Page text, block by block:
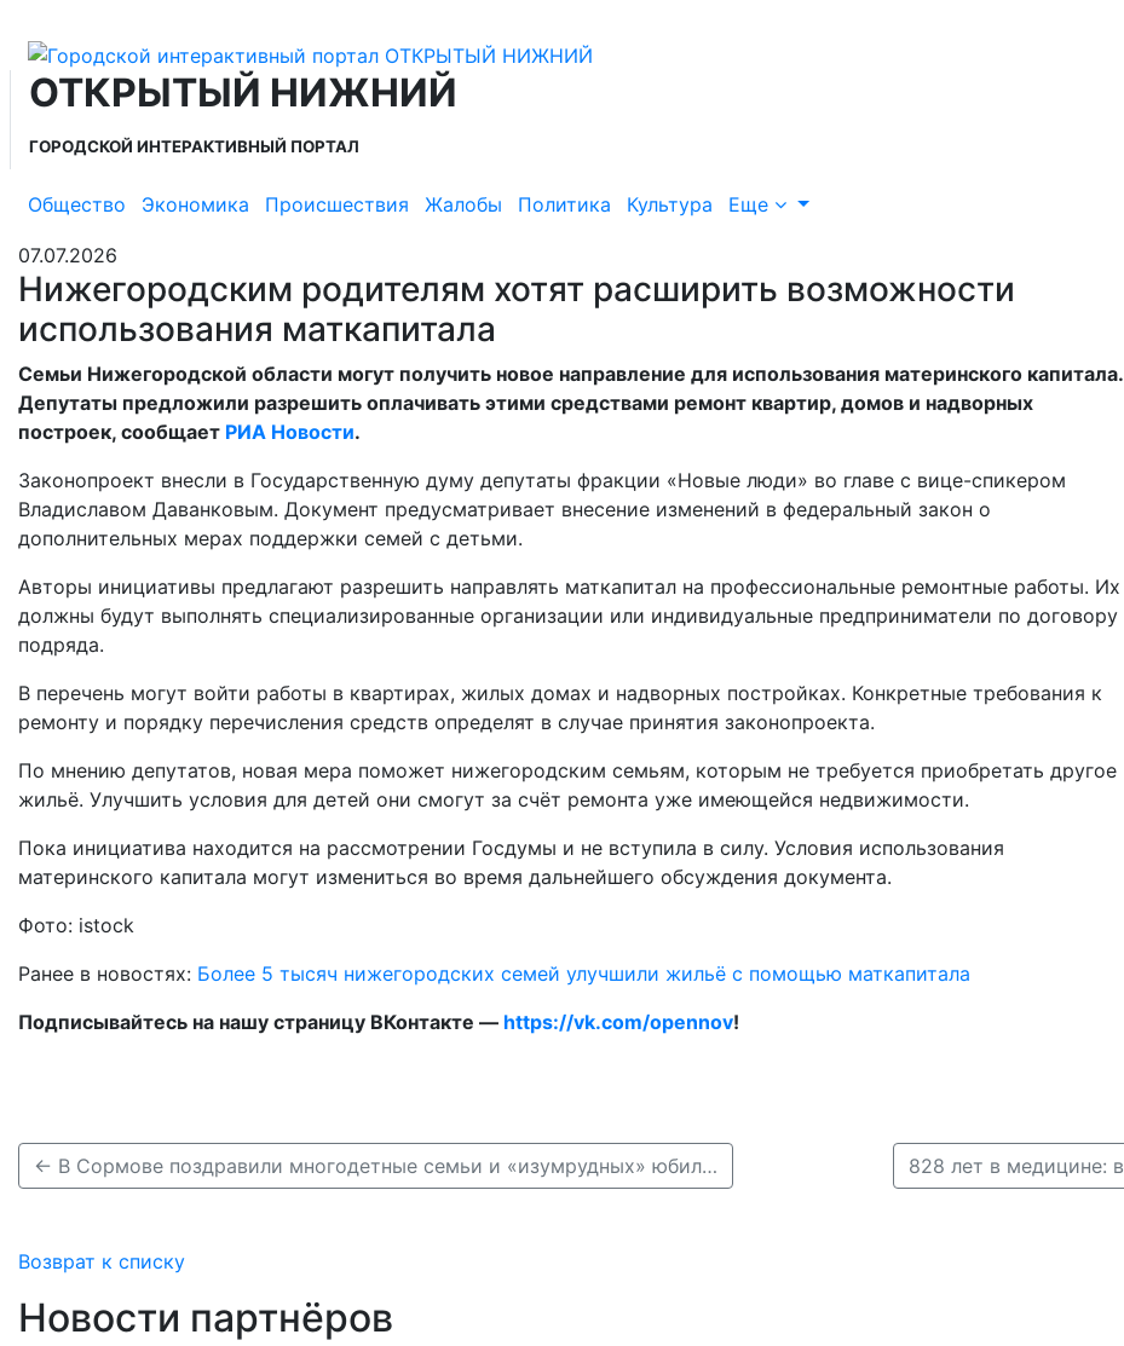
ОТКРЫТЫЙ НИЖНИЙ
ГОРОДСКОЙ ИНТЕРАКТИВНЫЙ ПОРТАЛ
Общество Экономика Происшествия Жалобы Политика Культура Еще
07.07.2026
Нижегородским родителям хотят расширить возможности
использования маткапитала
Семьи Нижегородской области могут получить новое направление для использования материнского капитала.
Депутаты предложили разрешить оплачивать этими средствами ремонт квартир, домов и надворных
построек, сообщает РИА Новости.
Законопроект внесли в Государственную думу депутаты фракции «Новые люди» во главе с вице-спикером
Владиславом Даванковым. Документ предусматривает внесение изменений в федеральный закон о
дополнительных мерах поддержки семей с детьми.
Авторы инициативы предлагают разрешить направлять маткапитал на профессиональные ремонтные работы. Их
должны будут выполнять специализированные организации или индивидуальные предприниматели по договору
подряда.
В перечень могут войти работы в квартирах, жилых домах и надворных постройках. Конкретные требования к
ремонту и порядку перечисления средств определят в случае принятия законопроекта.
По мнению депутатов, новая мера поможет нижегородским семьям, которым не требуется приобретать другое
жильё. Улучшить условия для детей они смогут за счёт ремонта уже имеющейся недвижимости.
Пока инициатива находится на рассмотрении Госдумы и не вступила в силу. Условия использования
материнского капитала могут измениться во время дальнейшего обсуждения документа.
Фото: istock
Ранее в новостях: Более 5 тысяч нижегородских семей улучшили жильё с помощью маткапитала
Подписывайтесь на нашу страницу ВКонтакте — https://vk.com/opennov!
← В Сормове поздравили многодетные семьи и «изумрудных» юбиляров
Возврат к списку
Новости партнёров